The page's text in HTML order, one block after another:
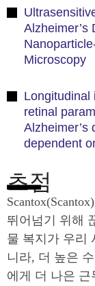
Alzheimer’s
Microscopy
Longitudinal
retinal
Alzheimer’s
dependent
초점
뛰어넘기 위해
물 복지가 우리
니라, 더 높은
에게 더 나은